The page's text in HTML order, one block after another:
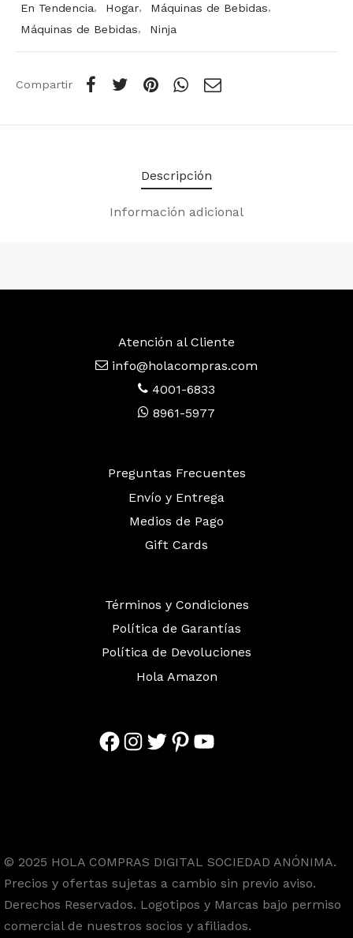
En Tendencia, Hogar, Máquinas de Bebidas,
Máquinas de Bebidas, Ninja
Compartir
Descripción
Información adicional
Atención al Cliente
info@holacompras.com
4001-6833
8961-5977
Preguntas Frecuentes
Envío y Entrega
Medios de Pago
Gift Cards
Términos y Condiciones
Política de Garantías
Política de Devoluciones
Hola Amazon
Facebook
Instagram
Twitter
Pinterest
© 2025 HOLA COMPRAS DIGITAL SOCIEDAD ANÓNIMA.
Precios y ofertas sujetas a cambio sin previo aviso.
Derechos Reservados. Logotipos y Marcas bajo permiso
comercial de nuestros socios y afiliados.